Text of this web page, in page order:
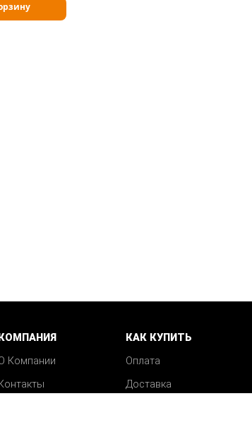
Компании
Контакты
КАК КУПИТЬ
Оплата
Доставка